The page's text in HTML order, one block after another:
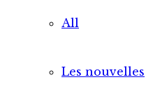
All
Les nouvelles